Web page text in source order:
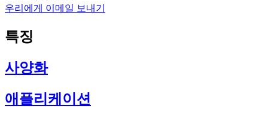
우리에게 이메일 보내기
특징
사양화
애플리케이션